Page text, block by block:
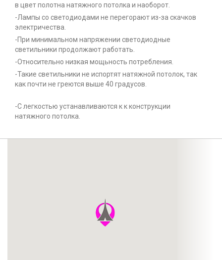
в цвет полотна натяжного потолка и наоборот.
-Лампы со светодиодами не перегорают из-за скачков
электричества.
-При минимальном напряжении светодиодные
светильники продолжают работать.
-Относительно низкая мощьность потребления.
-Такие светильники не испортят натяжной потолок, так
как почти не греются выше 40 градусов.
-С легкостью устанавливаются к к конструкции
натяжного потолка.